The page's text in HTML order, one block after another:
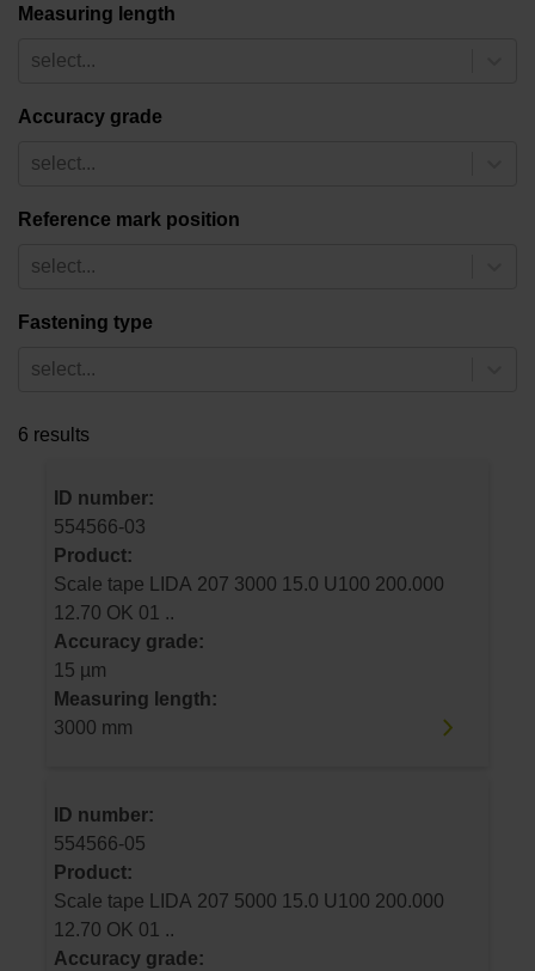
Measuring length
select...
Accuracy grade
select...
Reference mark position
select...
Fastening type
select...
6 results
ID number:
554566-03
Product:
Scale tape LIDA 207 3000 15.0 U100 200.000
12.70 OK 01 ..
Accuracy grade:
15 µm
Measuring length:
3000 mm
ID number:
554566-05
Product:
Scale tape LIDA 207 5000 15.0 U100 200.000
12.70 OK 01 ..
Accuracy grade: